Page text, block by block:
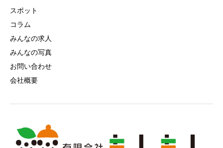
スポット
コラム
みんなの求人
みんなの写真
お問い合わせ
会社概要